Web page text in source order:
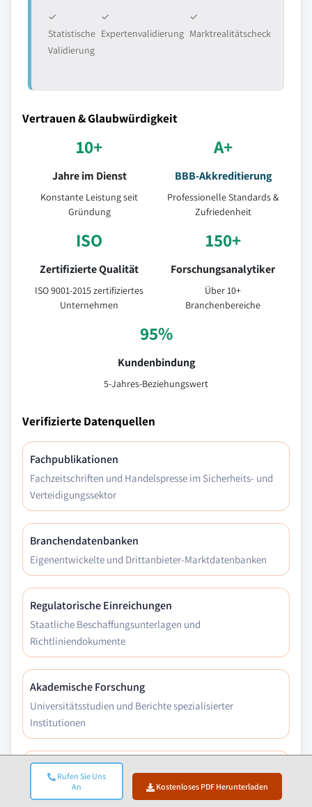
Rufen Sie Uns
An
Kostenloses PDF Herunterladen
✓
Statistische
Validierung
✓
Expertenvalidierung
✓
Marktrealitätscheck
Vertrauen & Glaubwürdigkeit
10+
Jahre im Dienst
Konstante Leistung seit
Gründung
A+
BBB-Akkreditierung
Professionelle Standards &
Zufriedenheit
ISO
Zertifizierte Qualität
ISO 9001-2015 zertifiziertes
Unternehmen
150+
Forschungsanalytiker
Über 10+
Branchenbereiche
95%
Kundenbindung
5-Jahres-Beziehungswert
Verifizierte Datenquellen
Fachpublikationen
Fachzeitschriften und Handelspresse im Sicherheits- und
Verteidigungssektor
Branchendatenbanken
Eigenentwickelte und Drittanbieter-Marktdatenbanken
Regulatorische Einreichungen
Staatliche Beschaffungsunterlagen und
Richtliniendokumente
Akademische Forschung
Universitätsstudien und Berichte spezialisierter
Institutionen
Unternehmensberichte
Jahresberichte, Investorenpräsentationen und
Einreichungen